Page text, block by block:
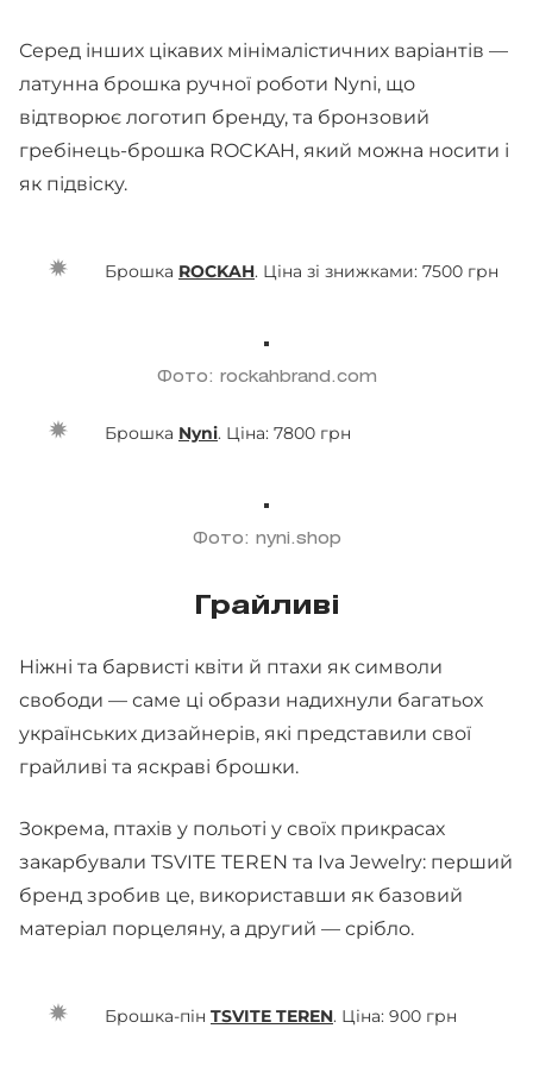
Серед інших цікавих мінімалістичних варіантів —
латунна брошка ручної роботи Nyni, що
відтворює логотип бренду, та бронзовий
гребінець-брошка ROCKAH, який можна носити і
як підвіску.
Брошка ROCKAH. Ціна зі знижками: 7500 грн
Фото: rockahbrand.com
Брошка Nyni. Ціна: 7800 грн
Фото: nyni.shop
Грайливі
Ніжні та барвисті квіти й птахи як символи
свободи — саме ці образи надихнули багатьох
українських дизайнерів, які представили свої
грайливі та яскраві брошки.
Зокрема, птахів у польоті у своїх прикрасах
закарбували TSVITE TEREN та Iva Jewelry: перший
бренд зробив це, використавши як базовий
матеріал порцеляну, а другий — срібло.
Брошка-пін TSVITE TEREN. Ціна: 900 грн